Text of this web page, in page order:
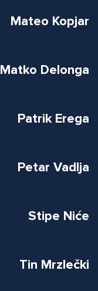
Mateo Kopjar
Matko Delonga
Patrik Erega
Petar Vadlja
Stipe Niće
Tin Mrzlečki